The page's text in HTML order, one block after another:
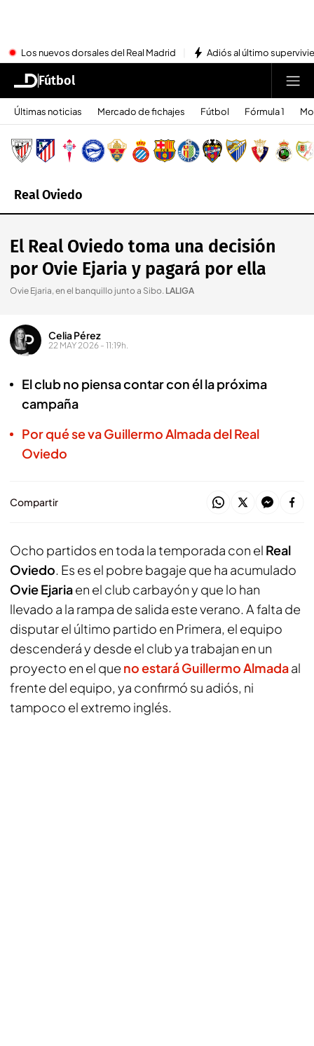
Los nuevos dorsales del Real Madrid Adiós al último
Fútbol
Últimas noticias Mercado de fichajes Fútbol Fórmula 1
Real Oviedo
El Real Oviedo toma una decisión
por Ovie Ejaria y pagará por ella
Ovie Ejaria, en el banquillo junto a Sibo. LALIGA
Celia Pérez
22 MAY 2026 - 11:19h.
El club no piensa contar con él la próxima
campaña
Por qué se va Guillermo Almada del Real
Oviedo
Compartir
Ocho partidos en toda la temporada con el Real
Oviedo. Es es el pobre bagaje que ha acumulado
Ovie Ejariaen el club carbayón y que lo han
llevado a la rampa de salida este verano. A falta de
disputar el último partido en Primera, el equipo
descenderá y desde el club ya trabajan en un
proyecto en el que no estará Guillermo Almadaal
frente del equipo, ya confirmó su adiós, ni
tampoco el extremo inglés.